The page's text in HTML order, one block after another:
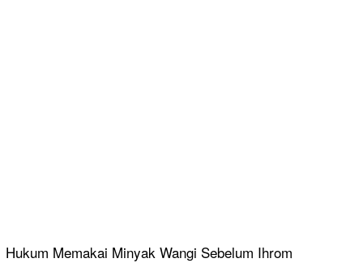
Hukum Memakai Minyak Wangi Sebelum Ihrom